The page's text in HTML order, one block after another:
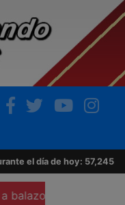
el día de hoy: 57,245
automovilista en la